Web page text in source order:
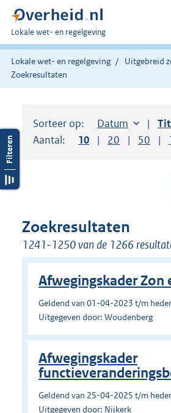
U
bent
hier:
Lokale wet- en regelgeving
Lokale wet- en regelgeving
Uitgebreid
Zoekresultaten
Sorteer op: Sorteer op:
Datum aflopend
Aantal:
Toon
10 resultaten per
Toon
20 Toon
50
Zoekresultaten
1241-1250 van de 1266
Afwegingskader Zon
Geldend van 01-04-2023 t/m
Uitgegeven door: Woudenberg
Afwegingskader
Geldend van 25-04-2025 t/m
Uitgegeven door: Nijkerk